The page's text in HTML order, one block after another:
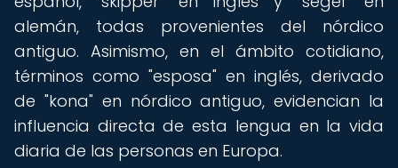
alemán, todas provenientes del nórdico
antiguo. Asimismo, en el ámbito cotidiano,
términos como "esposa" en inglés, derivado
de "kona" en nórdico antiguo, evidencian la
influencia directa de esta lengua en la vida
diaria de las personas en Europa.